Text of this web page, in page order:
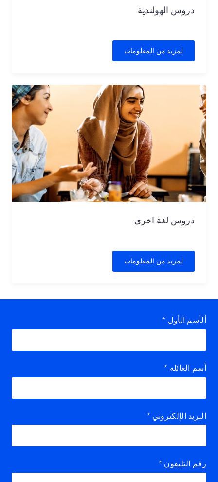
دروس الهولندية
لمزيد من المعلومات
دروس لغة اخرى
لمزيد من المعلومات
ألأسم الأول *
أسم العائله *
البريد الإلكتروني *
رقم التليفون *